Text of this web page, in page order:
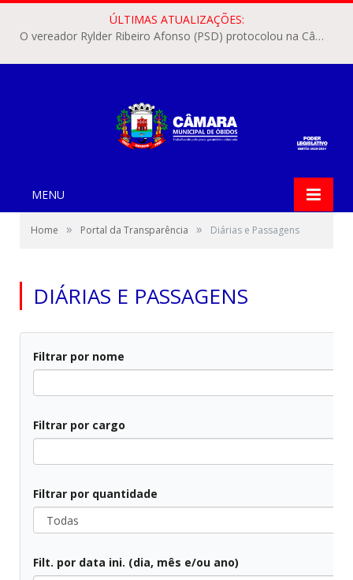
ÚLTIMAS ATUALIZAÇÕES:
O vereador Rylder Ribeiro Afonso (PSD) protocolou na Câmara Municipal de Óbidos o Requerimento nº 346/2026.
MENU
Home » Portal da Transparência » Diárias e Passagens
DIÁRIAS E PASSAGENS
Filtrar por nome
Filtrar por cargo
Filtrar por quantidade
Todas
Filt. por data ini. (dia, mês e/ou ano)